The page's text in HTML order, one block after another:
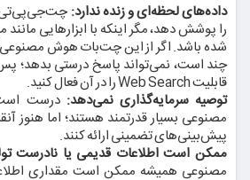
داده‌های لحظه‌ای و زنده ندارد: چت‌جی‌پی‌تی
شده باشد. اگر از این چت‌بات هوش
چند است، نمی‌تواند پاسخ درستی بدهد؛
قابلیت Web Search را در آن فعال کنید.
توصیه سرمایه‌گذاری نمی‌دهد: درست
مصنوعی بسیار قدرتمند هستند؛ اما هنوز
پیش‌بینی‌های تضمینی ارائه کنند.
ممکن است اطلاعات قدیمی یا نادرست
مصنوعی همیشه ممکن است مقداری